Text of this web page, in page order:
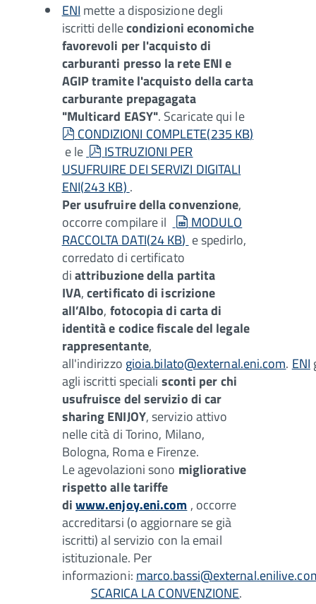
ENI mette a disposizione degli
iscritti dellecondizioni economiche
favorevoli per l'acquisto di
carburanti presso la rete ENI e
AGIP tramite l'acquisto della carta
carburante prepagagata
"Multicard EASY". Scaricate qui le
pdf
CONDIZIONI COMPLETE(235 KB)
e le
pdf
ISTRUZIONI PER
USUFRUIRE DEI SERVIZI DIGITALI
ENI(243 KB) .
Per usufruire della convenzione,
occorre compilare il
spreadsheet
MODULO
RACCOLTA DATI(24 KB) e spedirlo,
corredato di certificato
diattribuzione della partita
IVA,certificato di iscrizione
all’Albo, fotocopia di carta di
identità e codice fiscale del legale
rappresentante,
all'indirizzo gioia.bilato@external.eni.com. ENI
agli iscritti speciali sconti per chi
usufruisce del servizio di car
sharing ENIJOY, servizio attivo
nelle cità di Torino, Milano,
Bologna, Roma e Firenze.
Le agevolazioni sono migliorative
rispetto alle tariffe
diwww.enjoy.eni.com , occorre
accreditarsi (o aggiornare se già
iscritti) al servizio con la email
istituzionale. Per
informazioni:
SCARICA LA CONVENZIONE.